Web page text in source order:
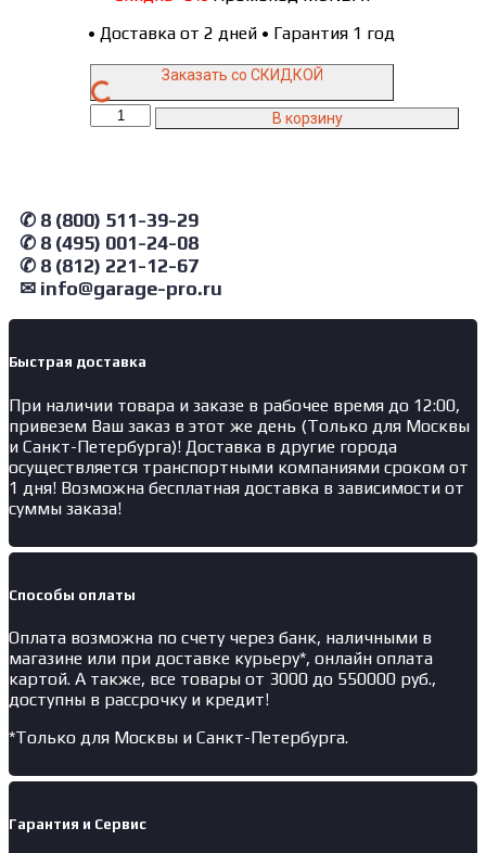
• Доставка от 2 дней • Гарантия 1 год
Заказать со СКИДКОЙ
Количество
Atis
Подъемник
двухстоечный
6.8
т.
прямой
(Серый)
В корзину
✆ 8 (800) 511-39-29
✆ 8 (495) 001-24-08
✆ 8 (812) 221-12-67
✉ info@garage-pro.ru
Быстрая доставка
При наличии товара и заказе в рабочее время до 12:00,
привезем Ваш заказ в этот же день (Только для Москвы
и Санкт-Петербурга)! Доставка в другие города
осуществляется транспортными компаниями сроком от
1 дня! Возможна бесплатная доставка в зависимости от
суммы заказа!
Способы оплаты
Оплата возможна по счету через банк, наличными в
магазине или при доставке курьеру*, онлайн оплата
картой. А также, все товары от 3000 до 550000 руб.,
доступны в рассрочку и кредит!
*Только для Москвы и Санкт-Петербурга.
Гарантия и Сервис